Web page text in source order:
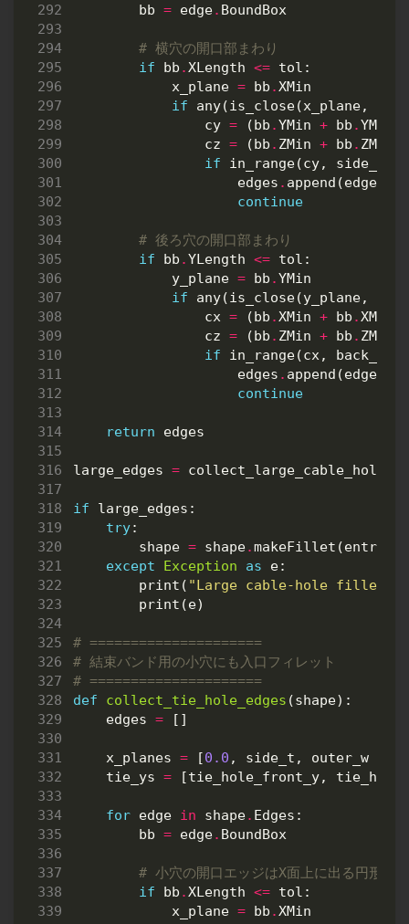
bb = edge. BoundBox
# 横穴の開口部まわり
if
bb .XLength <= tol :
x_plane = bb .XMin
if
any(is_close(x_plane,
cy = (bb .YMin + bb .YMax
cz = (bb . ZMin + bb . ZMax
if
in_range(cy,
edges . append (edge
continue
# 後ろ穴の開口部まわり
if
bb .YLength <= tol :
y_plane = bb .YMin
if
any(is_close(y_plane,
cx = (bb .XMin + bb .XMax
cz = (bb . ZMin + bb . ZMax
if
in_range(cx,
edges . append (edge
continue
return edges
large_edges =
if large_edges :
try:
shape = shape.makeFillet (
except
Exception as e:
print ( "Large cable-hole fillet
print (e)
# =====================
# 結束バンド用の小穴にも入口フィレット
# =====================
def
collect_tie_hole_edges (shape):
edges = []
x_planes = [0.0 , side_t , outer_w
tie_ys = [tie_hole_front_y,
for edge in shape. Edges :
bb = edge. BoundBox
# 小穴の開口エッジはX面上に出る円形エ
if
bb .XLength <= tol :
x_plane = bb .XMin